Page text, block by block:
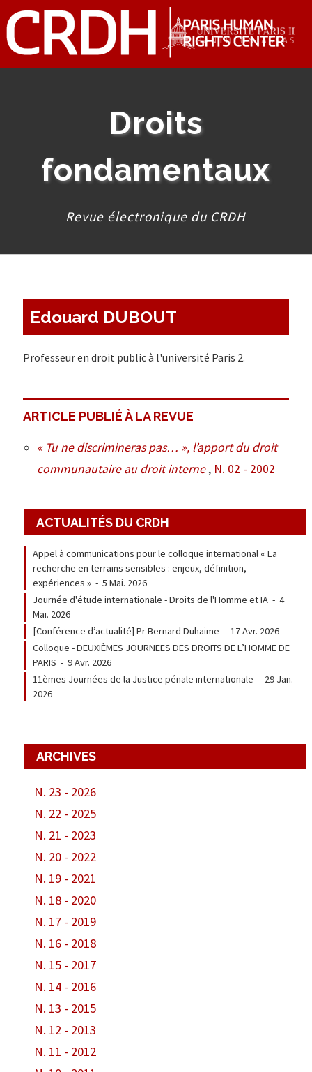
Droits
fondamentaux
Revue électronique du CRDH
Edouard DUBOUT
Professeur en droit public à l'université Paris 2.
ARTICLE PUBLIÉ À LA REVUE
« Tu ne discrimineras pas… », l’apport du droit
communautaire au droit interne , N. 02 - 2002
ACTUALITÉS DU CRDH
Appel à communications pour le colloque international « La
recherche en terrains sensibles : enjeux, définition,
expériences »- 5 Mai. 2026
Journée d'étude internationale - Droits de l'Homme et IA- 4
Mai. 2026
[Conférence d’actualité] Pr Bernard Duhaime - 17 Avr. 2026
Colloque - DEUXIÈMES JOURNEES DES DROITS DE L’HOMME DE
PARIS - 9 Avr. 2026
11èmes Journées de la Justice pénale internationale - 29 Jan.
2026
ARCHIVES
N. 23 - 2026
N. 22 - 2025
N. 21 - 2023
N. 20 - 2022
N. 19 - 2021
N. 18 - 2020
N. 17 - 2019
N. 16 - 2018
N. 15 - 2017
N. 14 - 2016
N. 13 - 2015
N. 12 - 2013
N. 11 - 2012